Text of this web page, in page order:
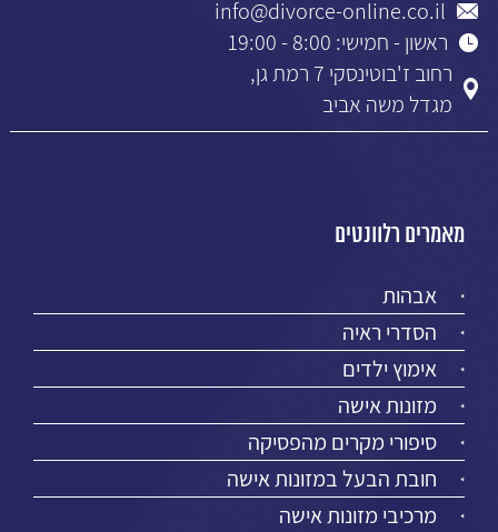
info@divorce-online.co.il
ראשון - חמישי: 8:00 - 19:00
רחוב ז'בוטינסקי 7 רמת גן,
מגדל משה אביב
מאמרים רלוונטים
אבהות
הסדרי ראיה
אימוץ ילדים
מזונות אישה
סיפורי מקרים מהפסיקה
חובת הבעל במזונות אישה
מרכיבי מזונות אישה